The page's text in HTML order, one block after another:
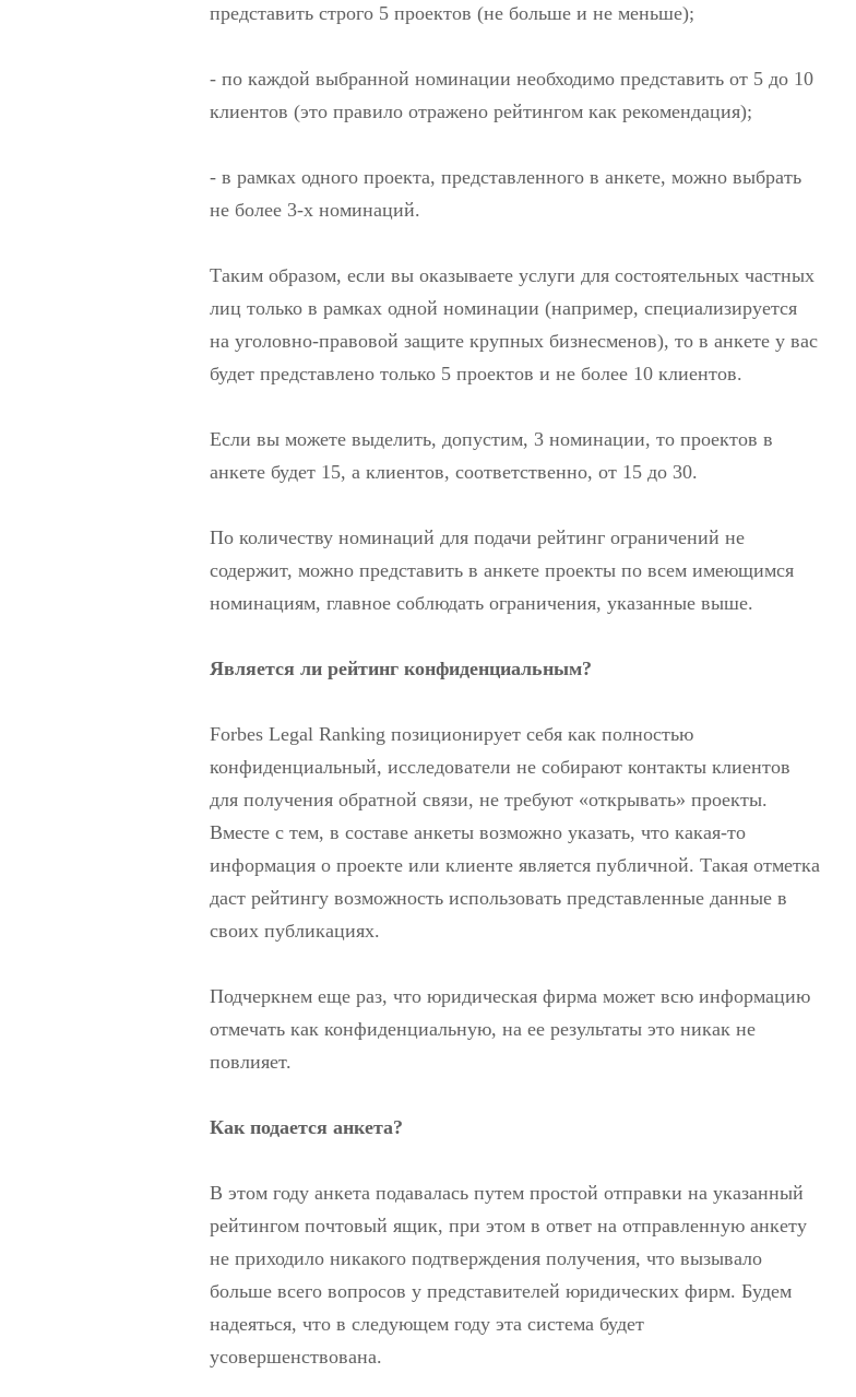
представить строго 5 проектов (не больше и не меньше);
- по каждой выбранной номинации необходимо представить от 5 до 10
клиентов (это правило отражено рейтингом как рекомендация);
- в рамках одного проекта, представленного в анкете, можно выбрать
не более 3-х номинаций.
Таким образом, если вы оказываете услуги для состоятельных частных
лиц только в рамках одной номинации (например, специализируется
на уголовно-правовой защите крупных бизнесменов), то в анкете у вас
будет представлено только 5 проектов и не более 10 клиентов.
Если вы можете выделить, допустим, 3 номинации, то проектов в
анкете будет 15, а клиентов, соответственно, от 15 до 30.
По количеству номинаций для подачи рейтинг ограничений не
содержит, можно представить в анкете проекты по всем имеющимся
номинациям, главное соблюдать ограничения, указанные выше.
Является ли рейтинг конфиденциальным?
Forbes Legal Ranking позиционирует себя как полностью
конфиденциальный, исследователи не собирают контакты клиентов
для получения обратной связи, не требуют «открывать» проекты.
Вместе с тем, в составе анкеты возможно указать, что какая-то
информация о проекте или клиенте является публичной. Такая отметка
даст рейтингу возможность использовать представленные данные в
своих публикациях.
Подчеркнем еще раз, что юридическая фирма может всю информацию
отмечать как конфиденциальную, на ее результаты это никак не
повлияет.
Как подается анкета?
В этом году анкета подавалась путем простой отправки на указанный
рейтингом почтовый ящик, при этом в ответ на отправленную анкету
не приходило никакого подтверждения получения, что вызывало
больше всего вопросов у представителей юридических фирм. Будем
надеяться, что в следующем году эта система будет
усовершенствована.